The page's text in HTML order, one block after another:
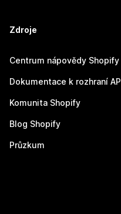
Zdroje
Centrum nápovědy Shopify
Dokumentace k rozhraní API
Komunita Shopify
Blog Shopify
Průzkum